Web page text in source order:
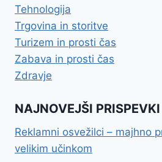
Tehnologija
Trgovina in storitve
Turizem in prosti čas
Zabava in prosti čas
Zdravje
NAJNOVEJŠI PRISPEVKI
Reklamni osvežilci – majhno
velikim učinkom